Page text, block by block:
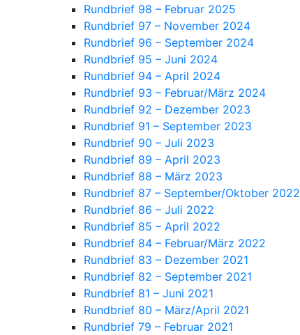
Rundbrief 98 – Februar 2025
Rundbrief 97 – November 2024
Rundbrief 96 – September 2024
Rundbrief 95 – Juni 2024
Rundbrief 94 – April 2024
Rundbrief 93 – Februar/März 2024
Rundbrief 92 – Dezember 2023
Rundbrief 91 – September 2023
Rundbrief 90 – Juli 2023
Rundbrief 89 – April 2023
Rundbrief 88 – März 2023
Rundbrief 87 – September/Oktober 2022
Rundbrief 86 – Juli 2022
Rundbrief 85 – April 2022
Rundbrief 84 – Februar/März 2022
Rundbrief 83 – Dezember 2021
Rundbrief 82 – September 2021
Rundbrief 81 – Juni 2021
Rundbrief 80 – März/April 2021
Rundbrief 79 – Februar 2021